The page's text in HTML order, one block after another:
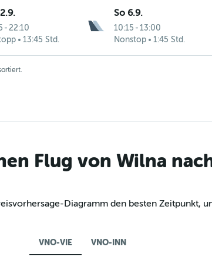
- 22:10
13:45 Std.
So 6.9.
10:15 - 13:00
Nonstop
1:45 Std.
Flug von Wilna
Diagramm den besten Zeitpunkt,
VNO-VIE VNO-INN